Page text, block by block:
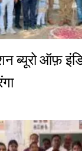
ब्यूरो ऑफ़